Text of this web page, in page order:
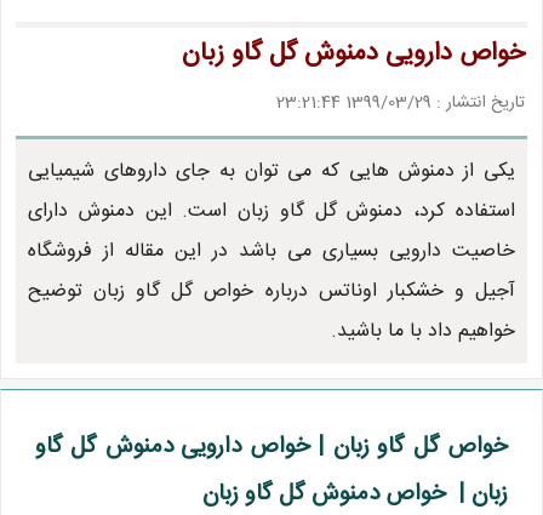
خواص دارویی دمنوش گل گاو زبان
تاریخ انتشار : 1399/03/29 23:21:44
یکی از دمنوش هایی که می توان به جای داروهای شیمیایی
استفاده کرد، دمنوش گل گاو زبان است. این دمنوش دارای
خاصیت دارویی بسیاری می باشد در این مقاله از فروشگاه
آجیل و خشکبار اوناتس درباره خواص گل گاو زبان توضیح
خواهیم داد با ما باشید.
خواص گل گاو زبان | خواص دارویی دمنوش گل گاو
زبان | خواص دمنوش گل گاو زبان